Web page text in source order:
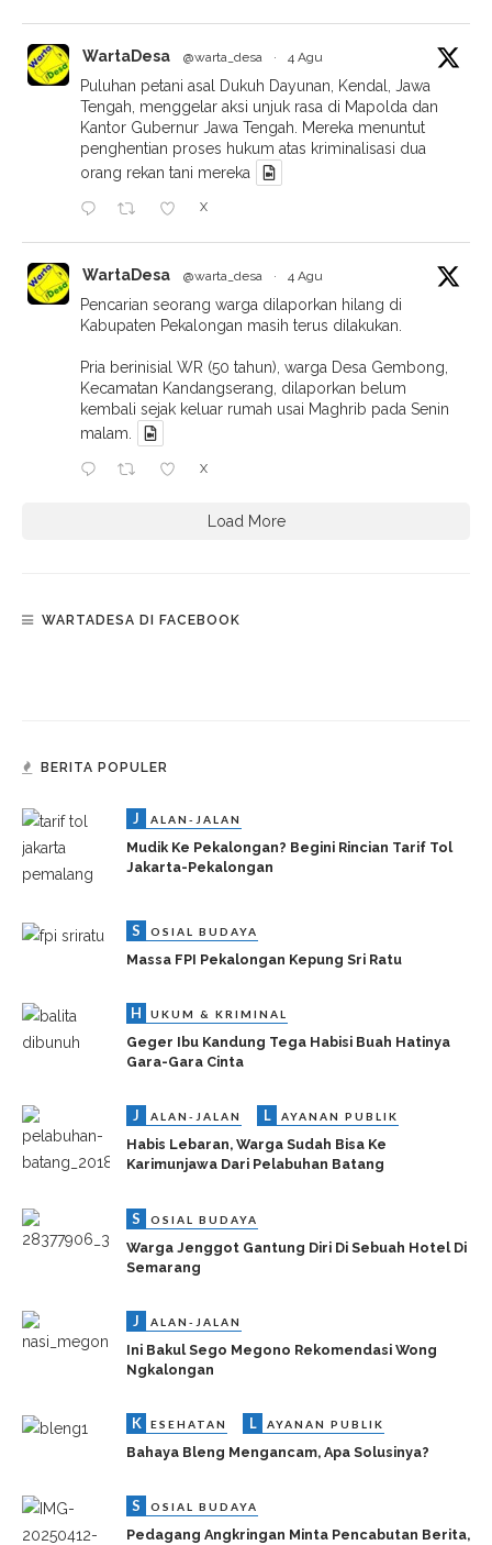
WartaDesa @warta_desa · 4 Agu
Puluhan petani asal Dukuh Dayunan, Kendal, Jawa
Tengah, menggelar aksi unjuk rasa di Mapolda dan
Kantor Gubernur Jawa Tengah. Mereka menuntut
penghentian proses hukum atas kriminalisasi dua
orang rekan tani mereka
X
WartaDesa @warta_desa · 4 Agu
Pencarian seorang warga dilaporkan hilang di
Kabupaten Pekalongan masih terus dilakukan.
Pria berinisial WR (50 tahun), warga Desa Gembong,
Kecamatan Kandangserang, dilaporkan belum
kembali sejak keluar rumah usai Maghrib pada Senin
malam.
X
Load More
WARTADESA DI FACEBOOK
BERITA POPULER
J ALAN-JALAN
Mudik Ke Pekalongan? Begini Rincian Tarif Tol
Jakarta-Pekalongan
S OSIAL BUDAYA
Massa FPI Pekalongan Kepung Sri Ratu
H UKUM & KRIMINAL
Geger Ibu Kandung Tega Habisi Buah Hatinya
Gara-Gara Cinta
J ALAN-JALAN L AYANAN PUBLIK
Habis Lebaran, Warga Sudah Bisa Ke
Karimunjawa Dari Pelabuhan Batang
S OSIAL BUDAYA
Warga Jenggot Gantung Diri Di Sebuah Hotel Di
Semarang
J ALAN-JALAN
Ini Bakul Sego Megono Rekomendasi Wong
Ngkalongan
K ESEHATAN L AYANAN PUBLIK
Bahaya Bleng Mengancam, Apa Solusinya?
S OSIAL BUDAYA
Pedagang Angkringan Minta Pencabutan Berita,